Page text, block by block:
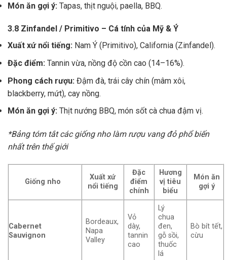
Món ăn gợi ý: Tapas, thịt nguội, paella, BBQ.
3.8 Zinfandel / Primitivo – Cá tính của Mỹ & Ý
Xuất xứ nổi tiếng: Nam Ý (Primitivo), California (Zinfandel).
Đặc điểm: Tannin vừa, nồng độ cồn cao (14–16%).
Phong cách rượu: Đậm đà, trái cây chín (mâm xôi,
blackberry, mứt), cay nồng.
Món ăn gợi ý: Thịt nướng BBQ, món sốt cà chua đậm vị.
*Bảng tóm tắt các giống nho làm rượu vang đỏ phổ biến
nhất trên thế giới
Giống nho
Xuất xứ
nổi tiếng
Đặc
điểm
chính
Hương
vị tiêu
biểu
Món ăn
gợi ý
Cabernet
Sauvignon
Bordeaux,
Napa
Valley
Vỏ
dày,
tannin
cao
Lý
chua
đen,
gỗ sồi,
thuốc
lá
Bò bít tết,
cừu